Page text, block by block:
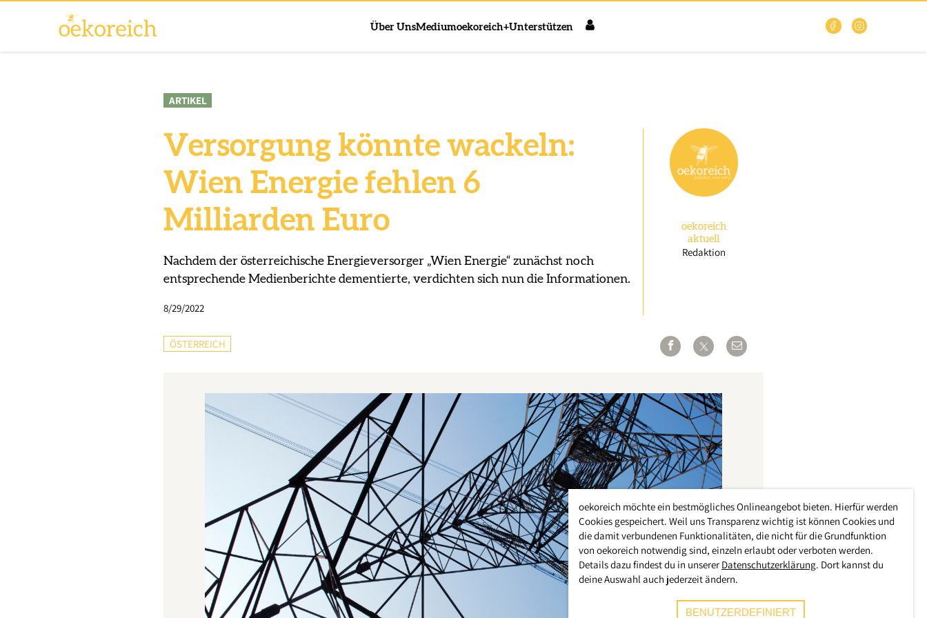
Über UnsMediumoekoreich+Unterstützen
ARTIKEL
Versorgung könnte wackeln:
Wien Energie fehlen 6
Milliarden Euro
Nachdem der österreichische Energieversorger „Wien Energie“ zunächst noch
entsprechende Medienberichte dementierte, verdichten sich nun die Informationen.
8/29/2022
oekoreich
aktuell
Redaktion
ÖSTERREICH
oekoreich möchte ein bestmögliches Onlineangebot bieten. Hierfür werden
Cookies gespeichert. Weil uns Transparenz wichtig ist können Cookies und
die damit verbundenen Funktionalitäten, die nicht für die Grundfunktion
von oekoreich notwendig sind, einzeln erlaubt oder verboten werden.
Details dazu findest du in unserer Datenschutzerklärung. Dort kannst du
deine Auswahl auch jederzeit ändern.
BENUTZERDEFINIERT